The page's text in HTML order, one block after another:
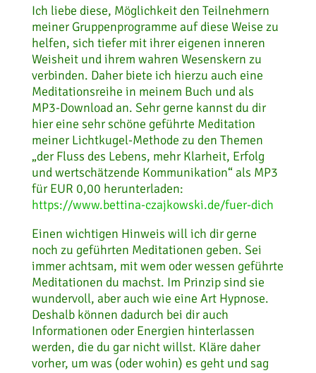
Ich liebe diese, Möglichkeit den Teilnehmern
meiner Gruppenprogramme auf diese Weise zu
helfen, sich tiefer mit ihrer eigenen inneren
Weisheit und ihrem wahren Wesenskern zu
verbinden. Daher biete ich hierzu auch eine
Meditationsreihe in meinem Buch und als
MP3-Download an. Sehr gerne kannst du dir
hier eine sehr schöne geführte Meditation
meiner Lichtkugel-Methode zu den Themen
„der Fluss des Lebens, mehr Klarheit, Erfolg
und wertschätzende Kommunikation“ als MP3
für EUR 0,00 herunterladen:
https://www.bettina-czajkowski.de/fuer-dich
Einen wichtigen Hinweis will ich dir gerne
noch zu geführten Meditationen geben. Sei
immer achtsam, mit wem oder wessen geführte
Meditationen du machst. Im Prinzip sind sie
wundervoll, aber auch wie eine Art Hypnose.
Deshalb können dadurch bei dir auch
Informationen oder Energien hinterlassen
werden, die du gar nicht willst. Kläre daher
vorher, um was (oder wohin) es geht und sag